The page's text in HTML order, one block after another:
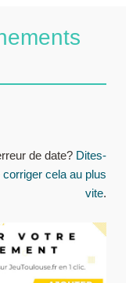
de date? Dites-
cela au plus
vite.